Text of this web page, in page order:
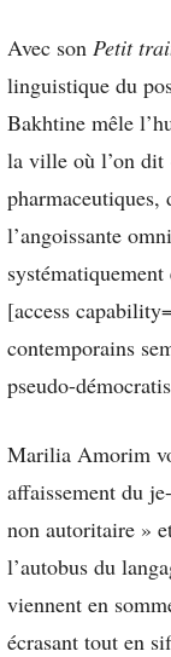
Avec son Petit
linguistique du
Bakhtine mêle
la ville où l’on dit
l’angoissante
[access
contemporains
pseudo-
Marilia Amorim
affaissement du
non autoritaire »
l’autobus du
viennent en
écrasant tout en